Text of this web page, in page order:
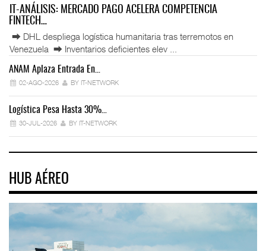
IT-ANÁLISIS: MERCADO PAGO ACELERA COMPETENCIA
FINTECH…
⮕ DHL despliega logística humanitaria tras terremotos en
Venezuela ⮕ Inventarios deficientes elev ...
ANAM Aplaza Entrada En…
02-AGO-2026 BY IT-NETWORK
Logística Pesa Hasta 30%…
30-JUL-2026 BY IT-NETWORK
HUB AÉREO